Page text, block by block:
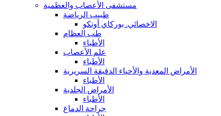
مستشفى الأعصاب والعظمية
طبيب الرياضة
الاخصائي. بوركاي أوتكو
طب العظام
الأطباء
علم الأعصاب
الأطباء
الأمراض المعدية والأحياء الدقيقة السريرية
الأطباء
الأمراض الجلدية
الأطباء
جراحة الدماغ